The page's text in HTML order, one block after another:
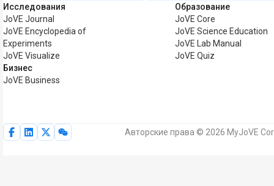
Исследования
JoVE Journal
JoVE Encyclopedia of
Experiments
JoVE Visualize
Бизнес
JoVE Business
Образование
JoVE Core
JoVE Science Education
JoVE Lab Manual
JoVE Quiz
Авторские права © 2026 MyJoVE